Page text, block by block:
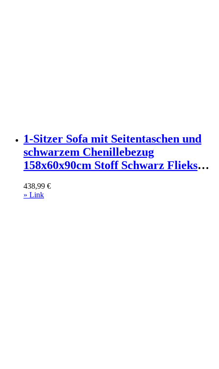
1-Sitzer Sofa mit Seitentaschen und
schwarzem Chenillebezug
158x60x90cm Stoff Schwarz Flieks
& 3-Sitzer-Sofas
438,99 €
» Link